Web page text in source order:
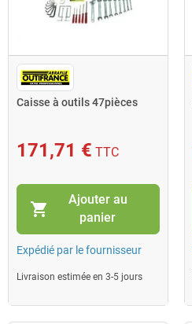
Caisse à outils 47pièces
171,71 € TTC
shopping_cart
Ajouter au
panier
Expédié par le fournisseur
Livraison estimée en 3-5 jours